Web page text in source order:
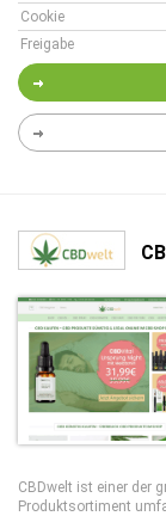
Cookie
Freigabe
CBDwelt ist einer der
Produktsortiment